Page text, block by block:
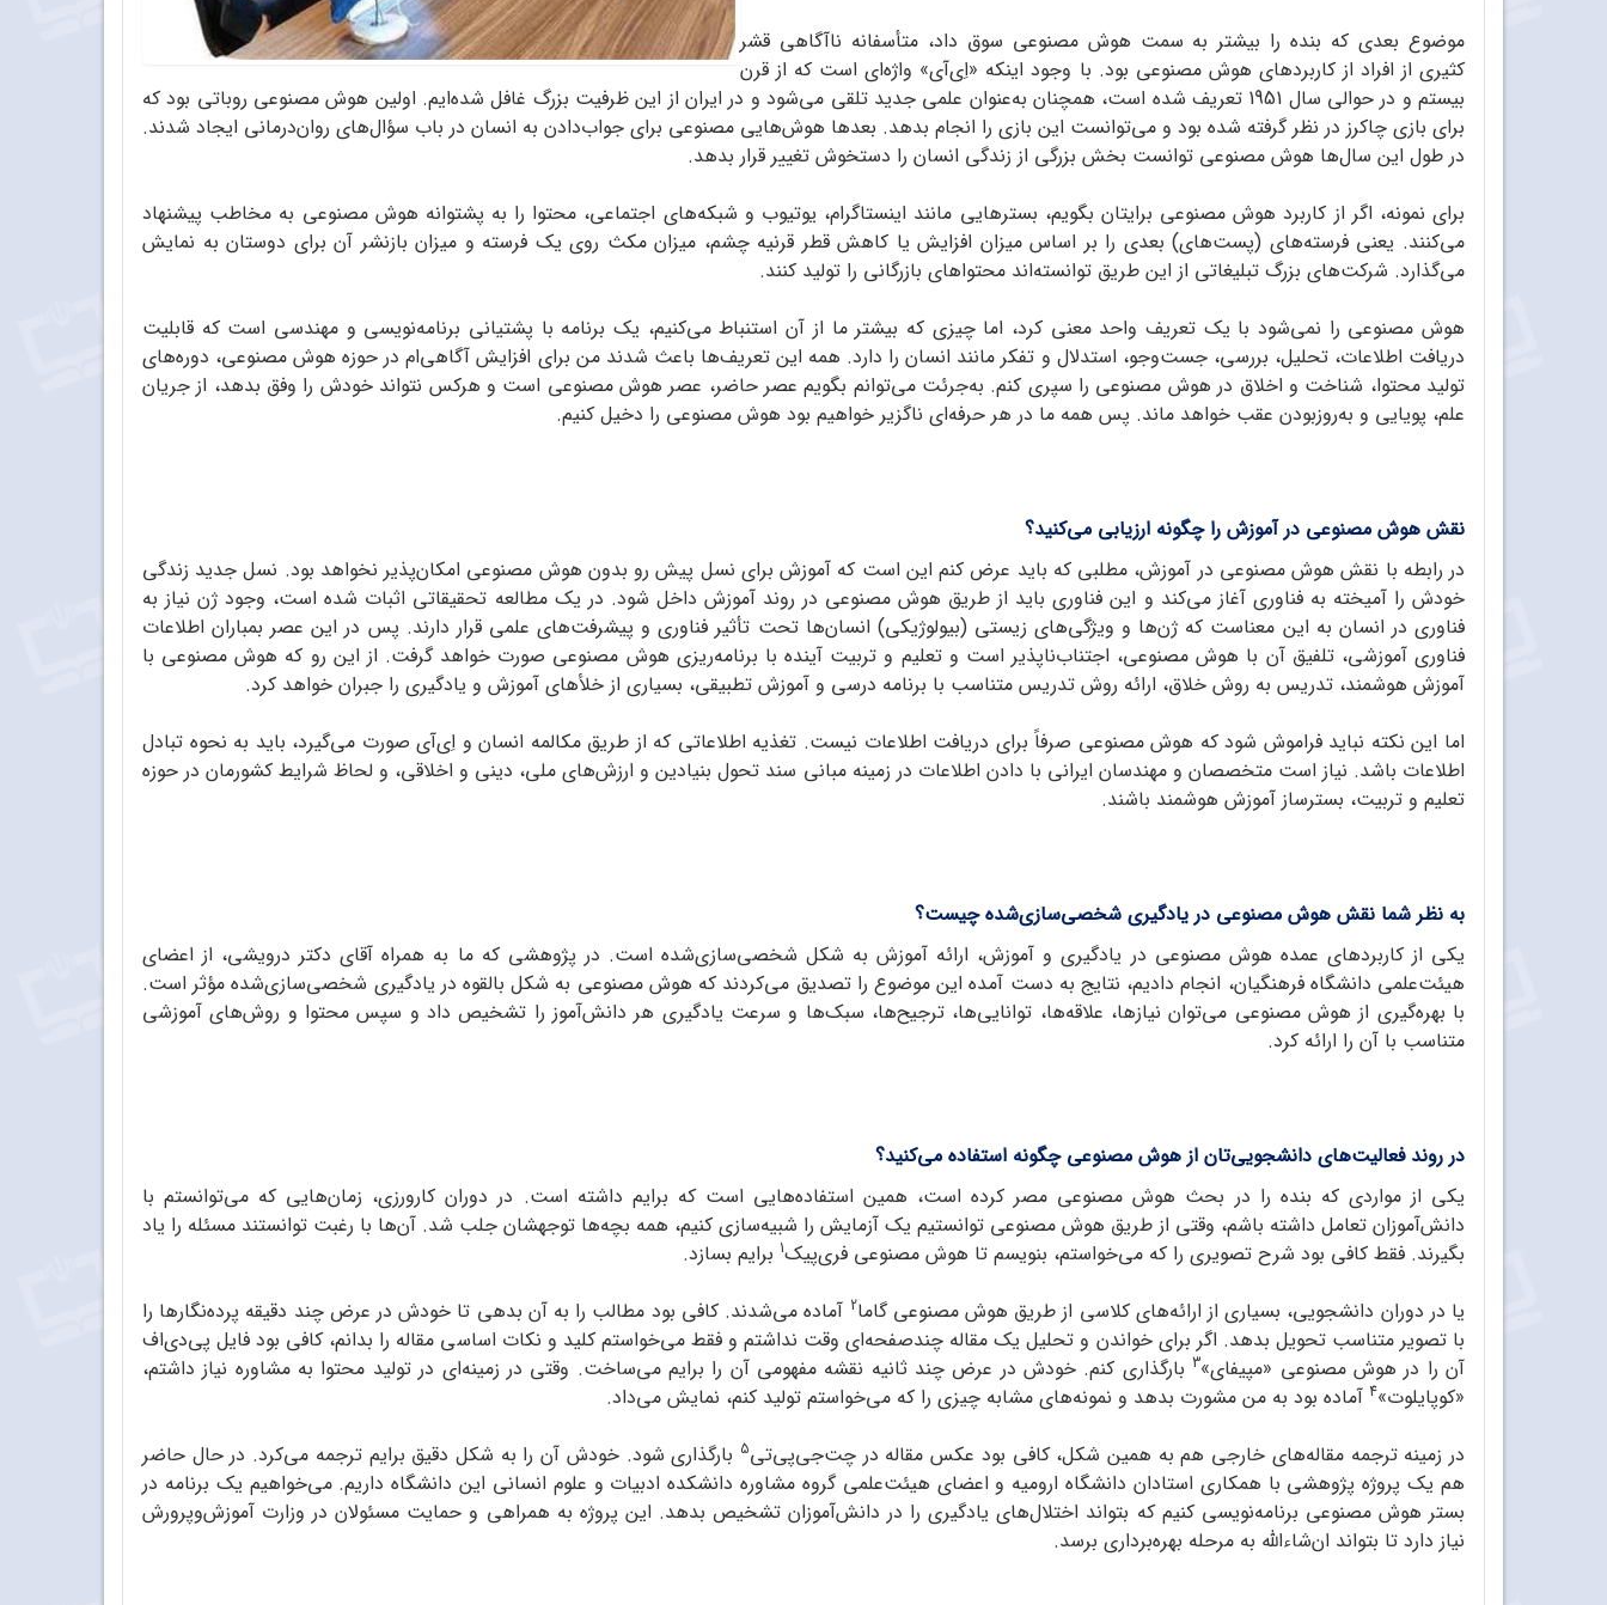
موضوع بعدی که بنده را بیشتر به سمت هوش مصنوعی سوق داد، متأسفانه ناآگاهی قشر
کثیری از افراد از کاربردهای هوش مصنوعی بود. با وجود اینکه «اِی‌آی» واژه‌ای است که از قرن
بیستم و در حوالی سال 1951 تعریف شده است، همچنان به‌عنوان علمی جدید تلقی می‌شود و در ایران از این ظرفیت بزرگ غافل شده‌ایم. اولین هوش مصنوعی روباتی بود که
برای بازی چاکرز در نظر گرفته شده بود و می‌توانست این بازی را انجام بدهد. بعدها هوش‌هایی مصنوعی برای جواب‌دادن به انسان در باب سؤال‌های روان‌درمانی ایجاد شدند.
در طول این سال‌ها هوش مصنوعی توانست بخش بزرگی از زندگی انسان را دستخوش تغییر قرار بدهد.
برای نمونه، اگر از کاربرد هوش مصنوعی برایتان بگویم، بسترهایی مانند اینستاگرام، یوتیوب و شبکه‌های اجتماعی، محتوا را به پشتوانه هوش مصنوعی به مخاطب پیشنهاد
می‌کنند. یعنی فرسته‌های (پست‌های) بعدی را بر اساس میزان افزایش یا کاهش قطر قرنیه چشم، میزان مکث روی یک فرسته و میزان بازنشر آن برای دوستان به نمایش
می‌گذارد. شرکت‌های بزرگ تبلیغاتی از این طریق توانسته‌اند محتواهای بازرگانی را تولید کنند.
هوش مصنوعی را نمی‌شود با یک تعریف واحد معنی کرد، اما چیزی که بیشتر ما از آن استنباط می‌کنیم، یک برنامه با پشتیانی برنامه‌نویسی و مهندسی است که قابلیت
دریافت اطلاعات، تحلیل، بررسی، جست‌وجو، استدلال و تفکر مانند انسان را دارد. همه این تعریف‌ها باعث شدند من برای افزایش آگاهی‌ام در حوزه هوش مصنوعی، دوره‌های
تولید محتوا، شناخت و اخلاق در هوش مصنوعی را سپری کنم. به‌جرئت می‌توانم بگویم عصر حاضر، عصر هوش مصنوعی است و هرکس نتواند خودش را وفق بدهد، از جریان
علم، پویایی و به‌روزبودن عقب خواهد ماند. پس همه ما در هر حرفه‌ای ناگزیر خواهیم بود هوش مصنوعی را دخیل کنیم.
نقش هوش مصنوعی در آموزش را چگونه ارزیابی می‌کنید؟
در رابطه با نقش هوش مصنوعی در آموزش، مطلبی که باید عرض کنم این است که آموزش برای نسل پیش رو بدون هوش مصنوعی امکان‌پذیر نخواهد بود. نسل جدید زندگی
خودش را آمیخته به فناوری آغاز می‌کند و این فناوری باید از طریق هوش مصنوعی در روند آموزش داخل شود. در یک مطالعه تحقیقاتی اثبات شده است، وجود ژن نیاز به
فناوری در انسان به این معناست که ژن‌ها و ویژگی‌های زیستی (بیولوژیکی) انسان‌ها تحت تأثیر فناوری و پیشرفت‌های علمی قرار دارند. پس در این عصر بمباران اطلاعات
فناوری آموزشی، تلفیق آن با هوش مصنوعی، اجتناب‌ناپذیر است و تعلیم و تربیت آینده با برنامه‌ریزی هوش مصنوعی صورت خواهد گرفت. از این رو که هوش مصنوعی با
آموزش هوشمند، تدریس به روش خلاق، ارائه روش تدریس متناسب با برنامه درسی و آموزش تطبیقی، بسیاری از خلأهای آموزش و یادگیری را جبران خواهد کرد.
اما این نکته نباید فراموش شود که هوش مصنوعی صرفاً برای دریافت اطلاعات نیست. تغذیه اطلاعاتی که از طریق مکالمه انسان و اِی‌آی صورت می‌گیرد، باید به نحوه تبادل
اطلاعات باشد. نیاز است متخصصان و مهندسان ایرانی با دادن اطلاعات در زمینه مبانی سند تحول بنیادین و ارزش‌های ملی، دینی و اخلاقی، و لحاظ شرایط کشورمان در حوزه
تعلیم و تربیت، بسترساز آموزش هوشمند باشند.
به نظر شما نقش هوش مصنوعی در یادگیری شخصی‌سازی‌شده چیست؟
یکی از کاربردهای عمده هوش مصنوعی در یادگیری و آموزش، ارائه آموزش به شکل شخصی‌سازی‌شده است. در پژوهشی که ما به همراه آقای دکتر درویشی، از اعضای
هیئت‌علمی دانشگاه فرهنگیان، انجام دادیم، نتایج به دست آمده این موضوع را تصدیق می‌کردند که هوش مصنوعی به شکل بالقوه در یادگیری شخصی‌سازی‌شده مؤثر است.
با بهره‌گیری از هوش مصنوعی می‌توان نیازها، علاقه‌ها، توانایی‌ها، ترجیح‌ها، سبک‌ها و سرعت یادگیری هر دانش‌آموز را تشخیص داد و سپس محتوا و روش‌های آموزشی
متناسب با آن را ارائه کرد.
در روند فعالیت‌های دانشجویی‌تان از هوش مصنوعی چگونه استفاده می‌کنید؟
یکی از مواردی که بنده را در بحث هوش مصنوعی مصر کرده است، همین استفاده‌هایی است که برایم داشته است. در دوران کارورزی، زمان‌هایی که می‌توانستم با
دانش‌آموزان تعامل داشته باشم، وقتی از طریق هوش مصنوعی توانستیم یک آزمایش را شبیه‌سازی کنیم، همه بچه‌ها توجهشان جلب شد. آن‌ها با رغبت توانستند مسئله را یاد
بگیرند. فقط کافی بود شرح تصویری را که می‌خواستم، بنویسم تا هوش مصنوعی فری‌پیک1 برایم بسازد.
یا در دوران دانشجویی، بسیاری از ارائه‌های کلاسی از طریق هوش مصنوعی گاما2 آماده می‌شدند. کافی بود مطالب را به آن بدهی تا خودش در عرض چند دقیقه پرده‌نگارها را
با تصویر متناسب تحویل بدهد. اگر برای خواندن و تحلیل یک مقاله چندصفحه‌ای وقت نداشتم و فقط می‌خواستم کلید و نکات اساسی مقاله را بدانم، کافی بود فایل پی‌دی‌اف
آن را در هوش مصنوعی «مپیفای»3بارگذاری کنم. خودش در عرض چند ثانیه نقشه مفهومی آن را برایم می‌ساخت. وقتی در زمینه‌ای در تولید محتوا به مشاوره نیاز داشتم،
«کوپایلوت»4 آماده بود به من مشورت بدهد و نمونه‌های مشابه چیزی را که می‌خواستم تولید کنم، نمایش می‌داد.
در زمینه ترجمه مقاله‌های خارجی هم به همین شکل، کافی بود عکس مقاله در چت‌جی‌پی‌تی5 بارگذاری شود. خودش آن را به شکل دقیق برایم ترجمه می‌کرد. در حال حاضر
هم یک پروژه پژوهشی با همکاری استادان دانشگاه ارومیه و اعضای هیئت‌علمی گروه مشاوره دانشکده ادبیات و علوم انسانی این دانشگاه داریم. می‌خواهیم یک برنامه در
بستر هوش مصنوعی برنامه‌نویسی کنیم که بتواند اختلال‌های یادگیری را در دانش‌آموزان تشخیص بدهد. این پروژه به همراهی و حمایت مسئولان در وزارت آموزش‌وپرورش
نیاز دارد تا بتواند ان‌شاءالله به مرحله بهره‌برداری برسد.